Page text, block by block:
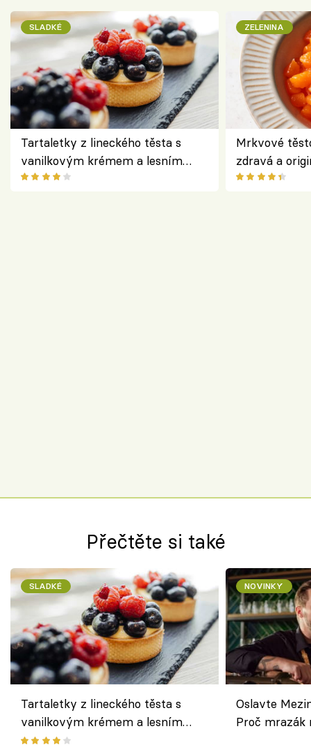
SLADKÉ
Tartaletky z lineckého těsta s
vanilkovým krémem a lesním
ovocem podle Bread Society
ZELENINA
Mrkvové
zdravá a
klasiky
Přečtěte si také
SLADKÉ
Tartaletky z lineckého těsta s
vanilkovým krémem a lesním
ovocem podle Bread Society
NOVINKY
Oslavte
Proč